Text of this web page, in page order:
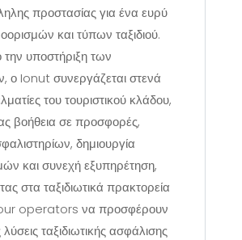
προστασίας για ένα ευρύ
και τύπων ταξιδιού.
υποστήριξη των
ο Ionut συνεργάζεται στενά
του τουριστικού κλάδου,
βοήθεια σε προσφορές,
δημιουργία
και συνεχή εξυπηρέτηση,
στα ταξιδιωτικά πρακτορεία
operators να προσφέρουν
λύσεις ταξιδιωτικής ασφάλισης